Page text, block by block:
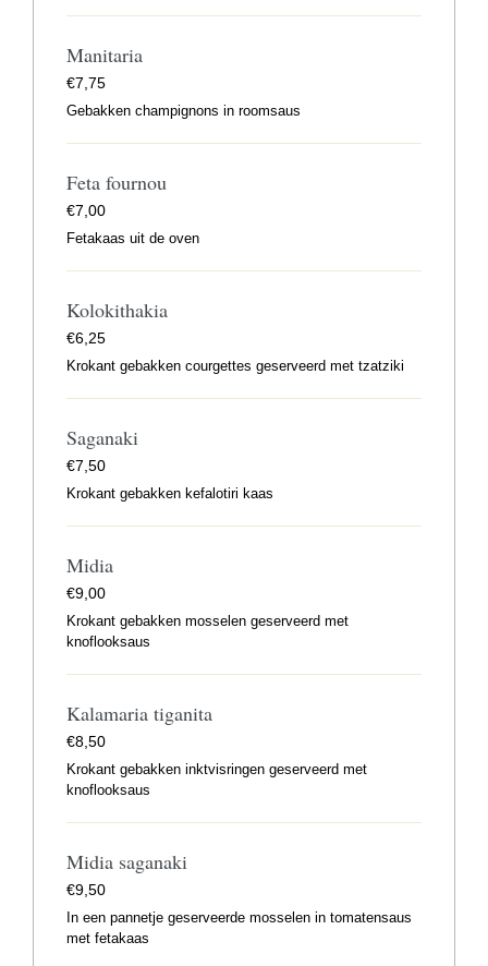
Manitaria
€7,75
Gebakken champignons in roomsaus
Feta fournou
€7,00
Fetakaas uit de oven
Kolokithakia
€6,25
Krokant gebakken courgettes geserveerd met tzatziki
Saganaki
€7,50
Krokant gebakken kefalotiri kaas
Midia
€9,00
Krokant gebakken mosselen geserveerd met
knoflooksaus
Kalamaria tiganita
€8,50
Krokant gebakken inktvisringen geserveerd met
knoflooksaus
Midia saganaki
€9,50
In een pannetje geserveerde mosselen in tomatensaus
met fetakaas